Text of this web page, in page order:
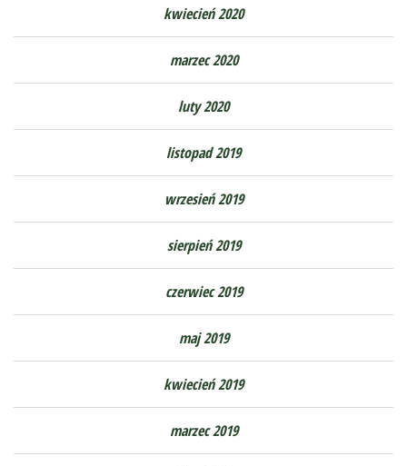
kwiecień 2020
marzec 2020
luty 2020
listopad 2019
wrzesień 2019
sierpień 2019
czerwiec 2019
maj 2019
kwiecień 2019
marzec 2019